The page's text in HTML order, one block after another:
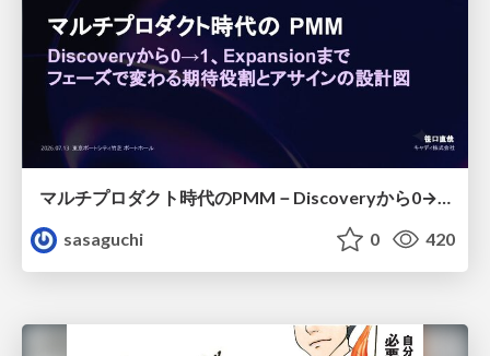
マルチプロダクト時代のPMM－Discoveryから0→1、Expansionまで フェーズで変わる期待役割とアサインの設計図
sasaguchi
0 420